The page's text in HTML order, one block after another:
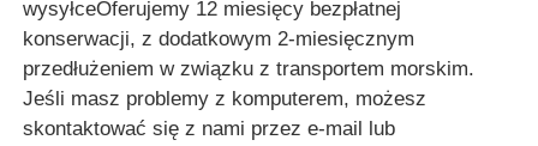
wysyłceOferujemy 12 miesięcy bezpłatnej
konserwacji, z dodatkowym 2-miesięcznym
przedłużeniem w związku z transportem morskim.
Jeśli masz problemy z komputerem, możesz
skontaktować się z nami przez e-mail lub